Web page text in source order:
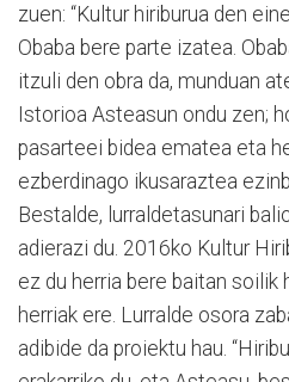
zuen: “Kultur hiriburua den
Obaba bere parte izatea.
itzuli den obra da, munduan
Istorioa Asteasun ondu zen;
pasarteei bidea ematea eta
ezberdinago ikusaraztea
Bestalde, lurraldetasunari
adierazi du. 2016ko Kultur
ez du herria bere baitan soilik
herriak ere. Lurralde osora
adibide da proiektu hau.